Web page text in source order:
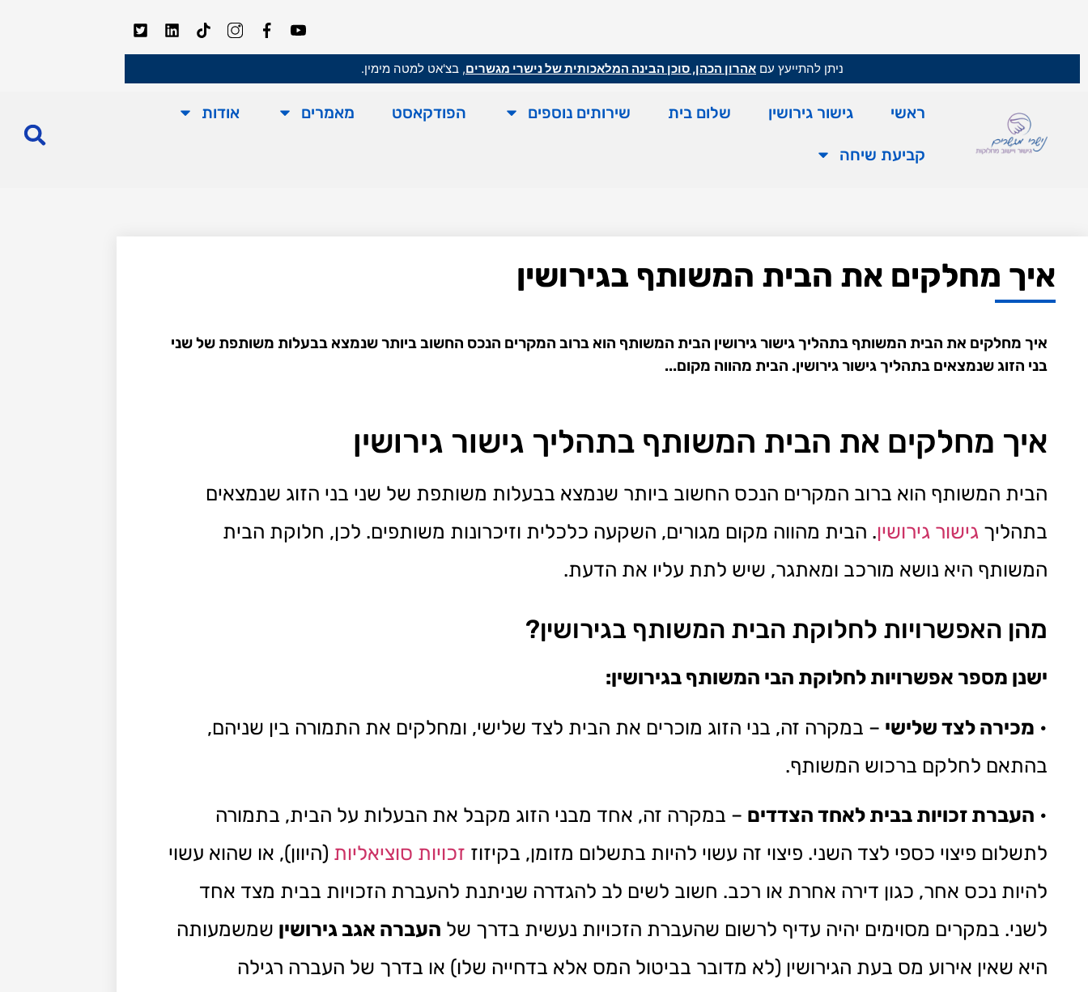
ניתן להתייעץ עם אהרון הכהן, סוכן הבינה המלאכותית של נישרי מגשרים, בצ'אט למטה מימין.
ראשי גישור גירושין שלום בית שירותים נוספים הפודקאסט מאמרים אודות
קביעת שיחה
איך מחלקים את הבית המשותף בגירושין
איך מחלקים את הבית המשותף בתהליך גישור גירושין הבית המשותף הוא ברוב המקרים הנכס החשוב ביותר שנמצא בבעלות משותפת של שני
בני הזוג שנמצאים בתהליך גישור גירושין. הבית מהווה מקום...
איך מחלקים את הבית המשותף בתהליך גישור גירושין
הבית המשותף הוא ברוב המקרים הנכס החשוב ביותר שנמצא בבעלות משותפת של שני בני הזוג שנמצאים
בתהליך גישור גירושין. הבית מהווה מקום מגורים, השקעה כלכלית וזיכרונות משותפים. לכן, חלוקת הבית
המשותף היא נושא מורכב ומאתגר, שיש לתת עליו את הדעת.
מהן האפשרויות לחלוקת הבית המשותף בגירושין?
ישנן מספר אפשרויות לחלוקת הבי המשותף בגירושין:
• מכירה לצד שלישי – במקרה זה, בני הזוג מוכרים את הבית לצד שלישי, ומחלקים את התמורה בין שניהם,
בהתאם לחלקם ברכוש המשותף.
• העברת זכויות בבית לאחד הצדדים – במקרה זה, אחד מבני הזוג מקבל את הבעלות על הבית, בתמורה
לתשלום פיצוי כספי לצד השני. פיצוי זה עשוי להיות בתשלום מזומן, בקיזוז זכויות סוציאליות (היוון), או שהוא עשוי
להיות נכס אחר, כגון דירה אחרת או רכב. חשוב לשים לב להגדרה שניתנת להעברת הזכויות בבית מצד אחד
לשני. במקרים מסוימים יהיה עדיף לרשום שהעברת הזכויות נעשית בדרך של העברה אגב גירושין שמשמעותה
היא שאין אירוע מס בעת הגירושין (לא מדובר בביטול המס אלא בדחייה שלו) או בדרך של העברה רגילה